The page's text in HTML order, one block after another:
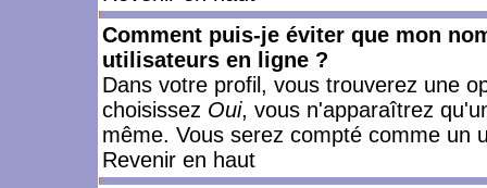
Comment puis-je éviter que mon
utilisateurs en ligne ?
Dans votre profil, vous trouverez une
choisissez Oui, vous n'apparaîtrez
même. Vous serez compté comme un
Revenir en haut